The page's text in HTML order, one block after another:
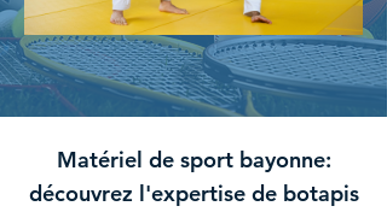
Matériel de sport bayonne:
découvrez l'expertise de botapis